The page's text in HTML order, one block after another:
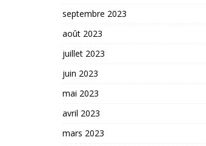
septembre 2023
août 2023
juillet 2023
juin 2023
mai 2023
avril 2023
mars 2023